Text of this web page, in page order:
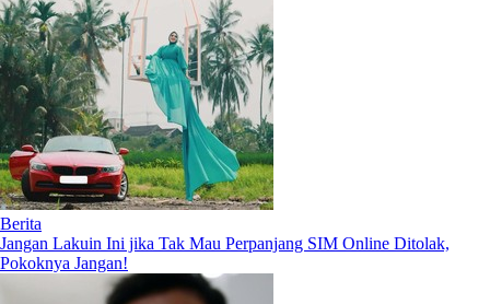
Berita
Jangan Lakuin Ini jika Tak Mau Perpanjang SIM Online Ditolak,
Pokoknya Jangan!